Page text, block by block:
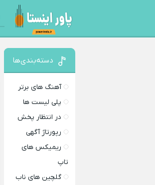
دسته‌بندی‌ها
آهنگ های برتر
پلی لیست ها
در انتظار پخش
رپورتاژ آگهی
ریمیکس های
تاپ
گلچین های ناب